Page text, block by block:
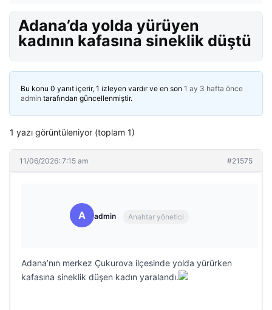
Adana’da yolda yürüyen
kadının kafasına sineklik düştü
Bu konu 0 yanıt içerir, 1 izleyen vardır ve en son 1 ay 3 hafta önce
admin tarafından güncellenmiştir.
1 yazı görüntüleniyor (toplam 1)
11/06/2026: 7:15 am #21575
A admin Anahtar yönetici
Adana’nın merkez Çukurova ilçesinde yolda yürürken
kafasına sineklik düşen kadın yaralandı.